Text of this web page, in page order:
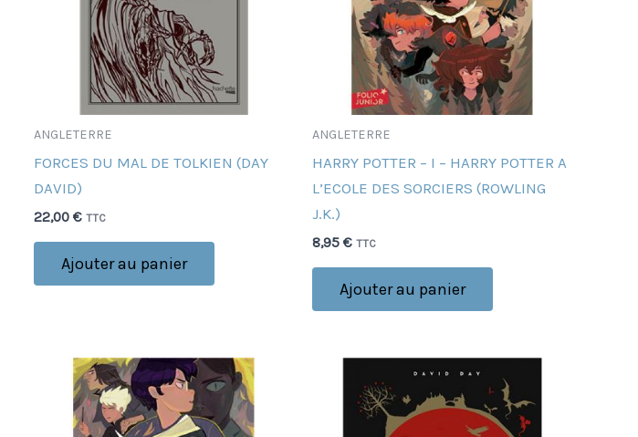
ANGLETERRE
FORCES DU MAL DE TOLKIEN (DAY
DAVID)
22,00 € TTC
Ajouter au panier
ANGLETERRE
HARRY POTTER – I – HARRY POTTER A
L’ECOLE DES SORCIERS (ROWLING
J.K.)
8,95 € TTC
Ajouter au panier